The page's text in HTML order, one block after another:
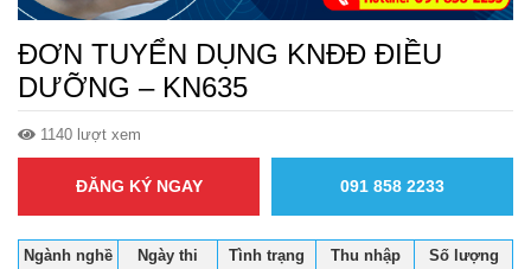
ĐƠN TUYỂN DỤNG KNĐĐ ĐIỀU
DƯỠNG – KN635
1140 lượt xem
ĐĂNG KÝ NGAY 091 858 2233
Ngành nghề Ngày thi Tình trạng Thu nhập Số lượng